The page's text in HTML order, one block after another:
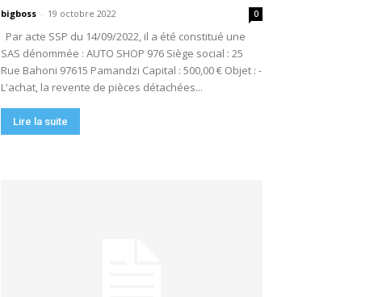
bigboss - 19 octobre 2022 0
Par acte SSP du 14/09/2022, il a été constitué une
SAS dénommée : AUTO SHOP 976 Siège social : 25
Rue Bahoni 97615 Pamandzi Capital : 500,00 € Objet : -
L'achat, la revente de pièces détachées...
Lire la suite